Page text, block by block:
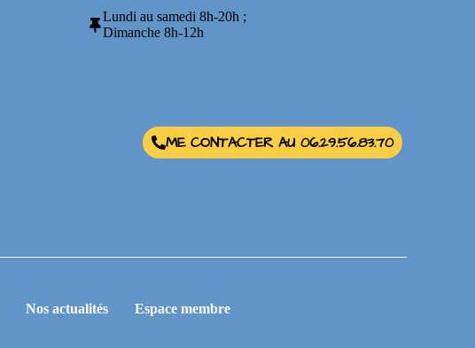
Lundi au samedi 8h-20h ;
Dimanche 8h-12h
ME CONTACTER AU 06.29.56.83.70
Nos actualités Espace membre